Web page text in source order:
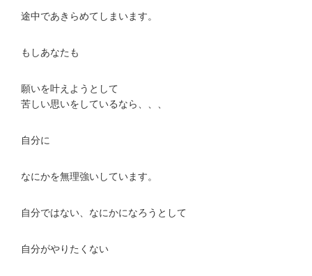
途中であきらめてしまいます。
もしあなたも
願いを叶えようとして
苦しい思いをしているなら、、、
自分に
なにかを無理強いしています。
自分ではない、なにかになろうとして
自分がやりたくない